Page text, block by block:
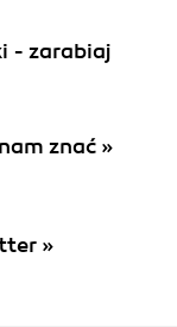
- zarabiaj
znać »
»